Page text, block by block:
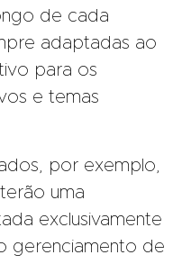
de cada
adaptadas ao
para os
e temas
por exemplo,
uma
exclusivamente
gerenciamento de